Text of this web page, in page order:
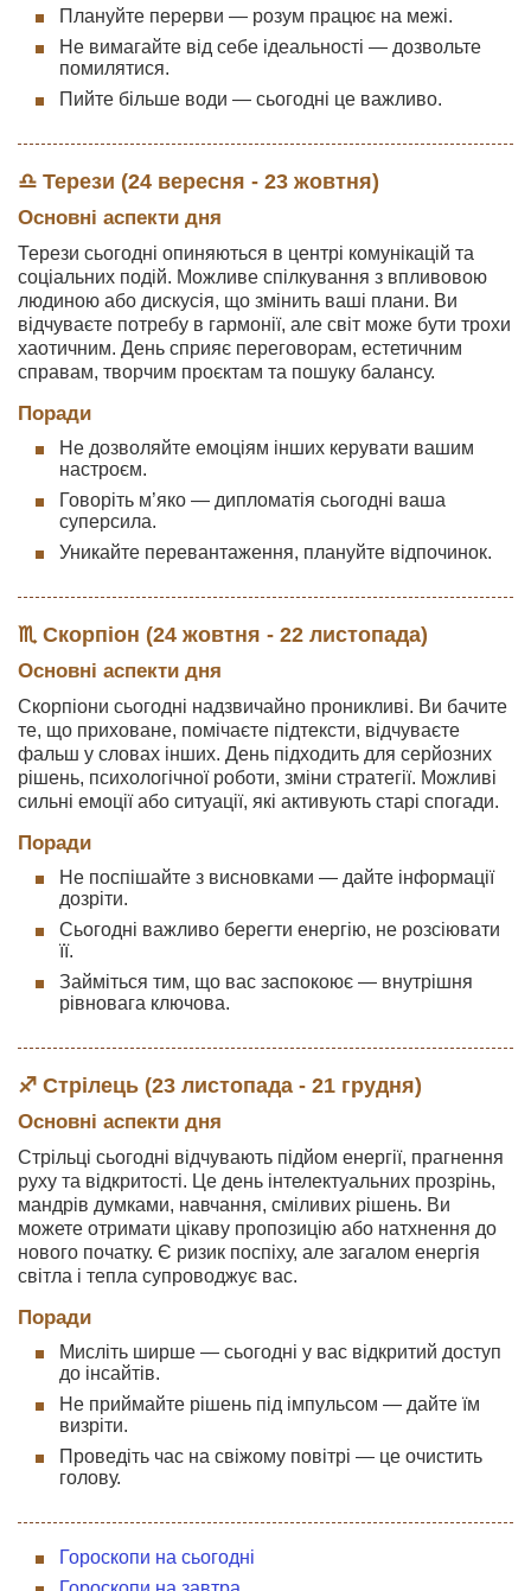
Плануйте перерви — розум працює на межі.
Не вимагайте від себе ідеальності — дозвольте
помилятися.
Пийте більше води — сьогодні це важливо.
♎ Терези (24 вересня - 23 жовтня)
Основні аспекти дня
Терези сьогодні опиняються в центрі комунікацій та
соціальних подій. Можливе спілкування з впливовою
людиною або дискусія, що змінить ваші плани. Ви
відчуваєте потребу в гармонії, але світ може бути трохи
хаотичним. День сприяє переговорам, естетичним
справам, творчим проєктам та пошуку балансу.
Поради
Не дозволяйте емоціям інших керувати вашим
настроєм.
Говоріть м’яко — дипломатія сьогодні ваша
суперсила.
Уникайте перевантаження, плануйте відпочинок.
♏ Скорпіон (24 жовтня - 22 листопада)
Основні аспекти дня
Скорпіони сьогодні надзвичайно проникливі. Ви бачите
те, що приховане, помічаєте підтексти, відчуваєте
фальш у словах інших. День підходить для серйозних
рішень, психологічної роботи, зміни стратегії. Можливі
сильні емоції або ситуації, які активують старі спогади.
Поради
Не поспішайте з висновками — дайте інформації
дозріти.
Сьогодні важливо берегти енергію, не розсіювати
її.
Займіться тим, що вас заспокоює — внутрішня
рівновага ключова.
♐ Стрілець (23 листопада - 21 грудня)
Основні аспекти дня
Стрільці сьогодні відчувають підйом енергії, прагнення
руху та відкритості. Це день інтелектуальних прозрінь,
мандрів думками, навчання, сміливих рішень. Ви
можете отримати цікаву пропозицію або натхнення до
нового початку. Є ризик поспіху, але загалом енергія
світла і тепла супроводжує вас.
Поради
Мисліть ширше — сьогодні у вас відкритий доступ
до інсайтів.
Не приймайте рішень під імпульсом — дайте їм
визріти.
Проведіть час на свіжому повітрі — це очистить
голову.
Гороскопи на сьогодні